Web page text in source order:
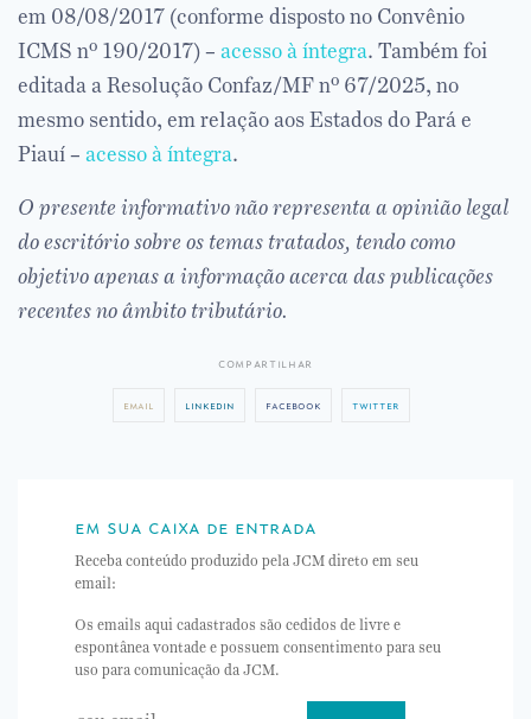
em 08/08/2017 (conforme disposto no Convênio
ICMS nº 190/2017) – acesso à íntegra. Também foi
editada a Resolução Confaz/MF nº 67/2025, no
mesmo sentido, em relação aos Estados do Pará e
Piauí – acesso à íntegra.
O presente informativo não representa a opinião legal
do escritório sobre os temas tratados, tendo como
objetivo apenas a informação acerca das publicações
recentes no âmbito tributário.
compartilhar
email linkedin facebook twitter
em sua caixa de entrada
Receba conteúdo produzido pela JCM direto em seu
email:
Os emails aqui cadastrados são cedidos de livre e
espontânea vontade e possuem consentimento para seu
uso para comunicação da JCM.